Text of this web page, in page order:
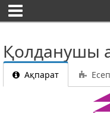
Қолданушы
Ақпарат